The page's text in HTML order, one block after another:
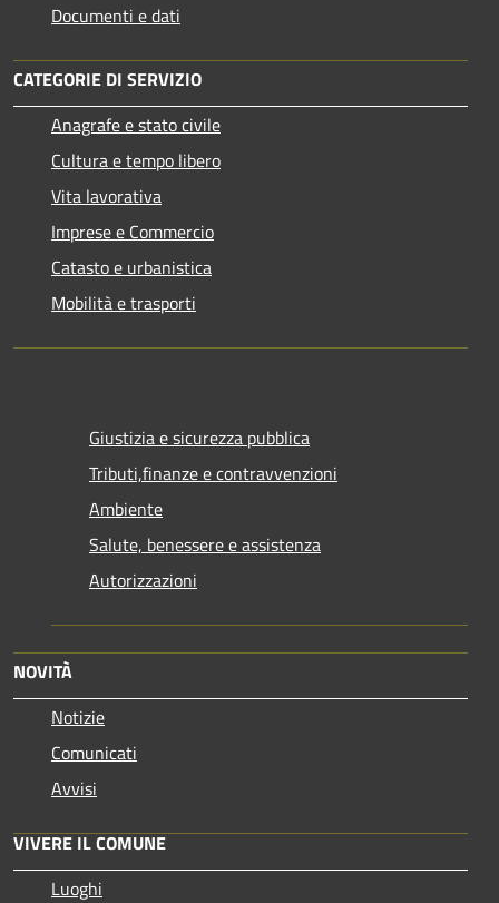
Documenti e dati
CATEGORIE DI SERVIZIO
Anagrafe e stato civile
Cultura e tempo libero
Vita lavorativa
Imprese e Commercio
Catasto e urbanistica
Mobilità e trasporti
Giustizia e sicurezza pubblica
Tributi,finanze e contravvenzioni
Ambiente
Salute, benessere e assistenza
Autorizzazioni
NOVITÀ
Notizie
Comunicati
Avvisi
VIVERE IL COMUNE
Luoghi